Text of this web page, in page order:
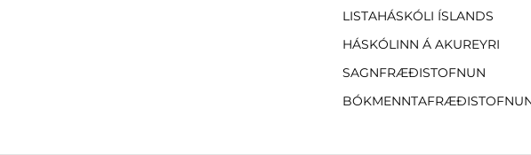
LISTAHÁSKÓLI ÍSLANDS
HÁSKÓLINN Á AKUREYRI
SAGNFRÆÐISTOFNUN